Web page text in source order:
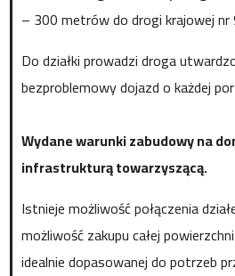
– 300 metrów do drogi krajowej nr
Do działki prowadzi droga
bezproblemowy dojazd o każdej
Wydane warunki zabudowy na
infrastrukturą towarzyszącą.
Istnieje możliwość połączenia
możliwość zakupu całej
idealnie dopasowanej do potrzeb